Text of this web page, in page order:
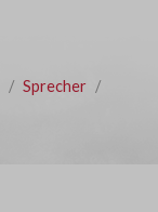
Sprecher